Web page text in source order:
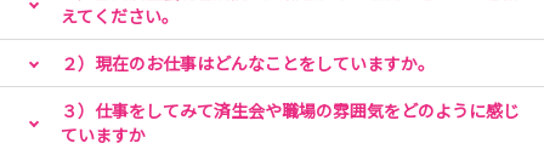
・ユニフォーム
・靴
・水分（必要に応じて）
※昼食は当院で用意いたします。
えてください。
２）現在のお仕事はどんなことをしていますか。
３）仕事をしてみて済生会や職場の雰囲気をどのように感じ
ていますか